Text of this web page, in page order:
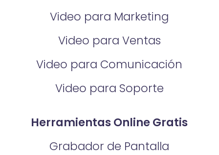
Video para Marketing
Video para Ventas
Video para Comunicación
Video para Soporte
Herramientas Online Gratis
Grabador de Pantalla